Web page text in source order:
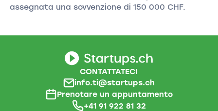
assegnata una sovvenzione di 150 000 CHF.
CONTATTATECI
info.ti@startups.ch
Prenotare un appuntamento
+41 91 922 81 32